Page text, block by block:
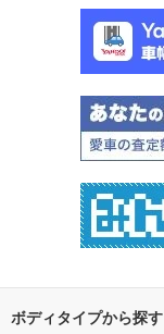
ボディタイプから探す